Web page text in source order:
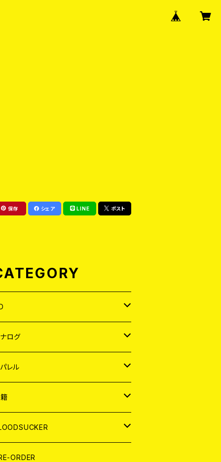
保存 シェア LINE ポスト
ログ
レル
集 (PHOTOBOOK)
ORDER